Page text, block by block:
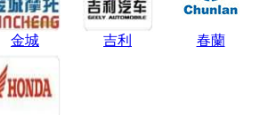
金城 吉利 春蘭